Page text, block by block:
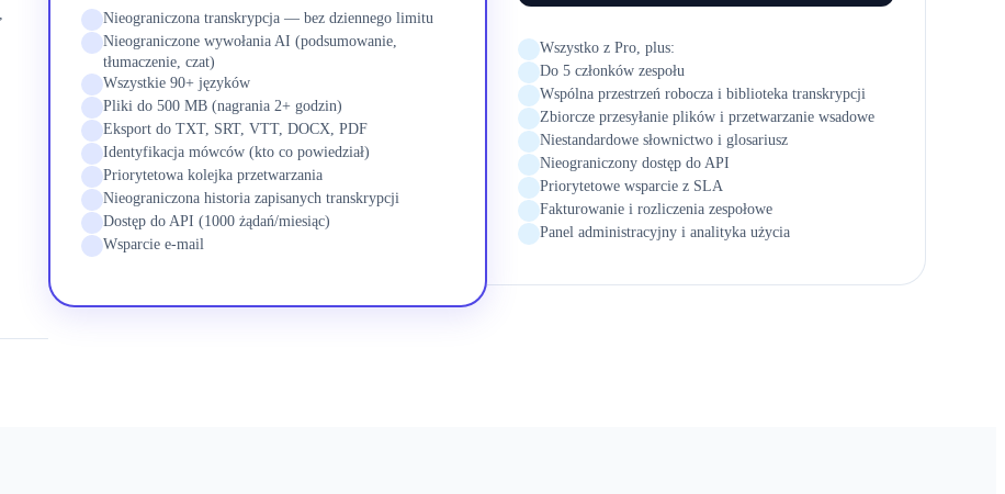
Nieograniczona transkrypcja — bez dziennego limitu
Nieograniczone wywołania AI (podsumowanie,
tłumaczenie, czat)
Wszystkie 90+ języków
Pliki do 500 MB (nagrania 2+ godzin)
Eksport do TXT, SRT, VTT, DOCX, PDF
Identyfikacja mówców (kto co powiedział)
Priorytetowa kolejka przetwarzania
Nieograniczona historia zapisanych transkrypcji
Dostęp do API (1000 żądań/miesiąc)
Wsparcie e-mail
Wszystko z Pro, plus:
Do 5 członków zespołu
Wspólna przestrzeń robocza i biblioteka transkrypcji
Zbiorcze przesyłanie plików i przetwarzanie wsadowe
Niestandardowe słownictwo i glosariusz
Nieograniczony dostęp do API
Priorytetowe wsparcie z SLA
Fakturowanie i rozliczenia zespołowe
Panel administracyjny i analityka użycia